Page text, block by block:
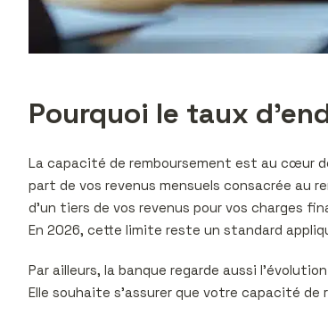
Pourquoi le taux
La capacité de remboursement est au cœur
part de vos revenus mensuels consacrée au
d’un tiers de vos revenus pour vos charges
En 2026, cette limite reste un standard
Par ailleurs, la banque regarde aussi
Elle souhaite s’assurer que votre capacité